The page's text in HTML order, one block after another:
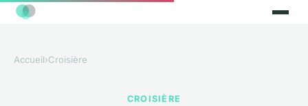
Accueil›Croisière
CROISIÈRE